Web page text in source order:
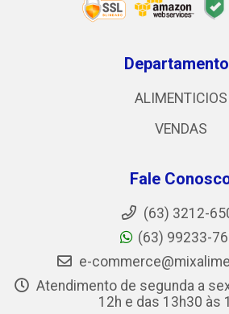
ALIMENTICIOS
VENDAS
Fale
(63) 3212-
(63) 99233-
e-
Atendimento de segunda a
12h e das 13h30 às